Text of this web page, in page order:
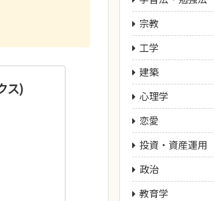
ス)
宗教
工学
建築
心理学
恋愛
投資・資産運用
政治
教育学